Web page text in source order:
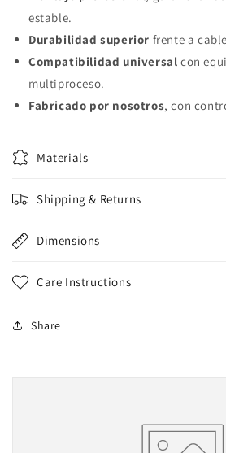
estable.
Durabilidad superior frente a
Compatibilidad universal con
multiproceso.
Fabricado por nosotros, con
Materials
Shipping & Returns
Dimensions
Care Instructions
Share